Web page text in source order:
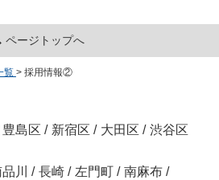
ページトップへ
覧 > 採用情報②
豊島区 / 新宿区 / 大田区 / 渋谷区
川 / 長崎 / 左門町 / 南麻布 /